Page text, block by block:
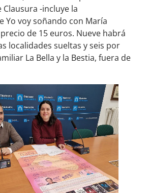
Clausura -incluye la
Yo voy soñando con María
de 15 euros. Nueve habrá
localidades sueltas y seis por
La Bella y la Bestia, fuera de